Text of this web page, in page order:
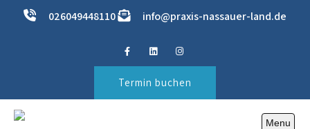
026049448110 info@praxis-nassauer-land.de
Termin buchen
Menu